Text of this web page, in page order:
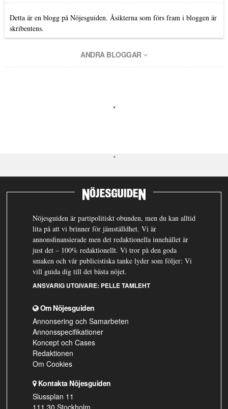
Detta är en blogg på Nöjesguiden. Åsikterna som förs fram i bloggen är
skribentens.
ANDRA BLOGGAR
Nöjesguiden är partipolitiskt obunden, men du kan alltid
lita på att vi brinner för jämställdhet. Vi är
annonsfinansierade men det redaktionella innehållet är
just det – 100% redaktionellt. Vi tror på den goda
smaken och vår publicistiska tanke lyder som följer: Vi
vill guida dig till det bästa nöjet.
ANSVARIG UTGIVARE: PELLE TAMLEHT
Om Nöjesguiden
Annonsering och Samarbeten
Annonsspecifikationer
Koncept och Cases
Redaktionen
Om Cookies
Kontakta Nöjesguiden
Slussplan 11